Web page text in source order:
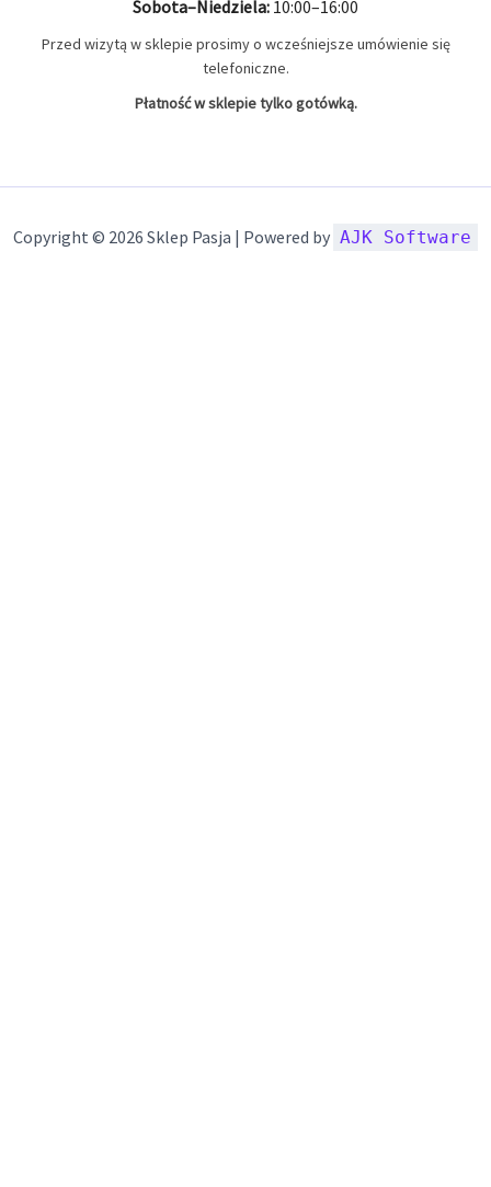
Sobota–Niedziela: 10:00–16:00
Przed wizytą w sklepie prosimy o wcześniejsze umówienie się
telefoniczne.
Płatność w sklepie tylko gotówką.
Copyright © 2026 Sklep Pasja | Powered by AJK Software